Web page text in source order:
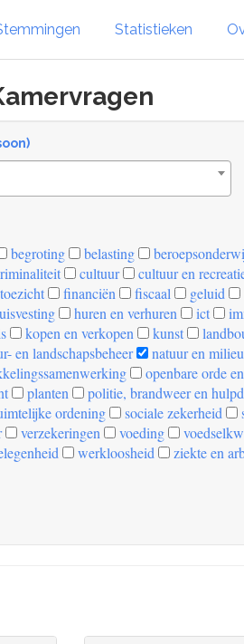
Statistieken
begroting belasting
cultuur cultuur en
financiën fiscaal geluid
huren en verhuren ict
kopen en verkopen kunst
en landschapsbeheer natuur en milieu
openbare orde
planten politie, brandweer en
ordening sociale zekerheid
verzekeringen voeding
werkloosheid ziekte en